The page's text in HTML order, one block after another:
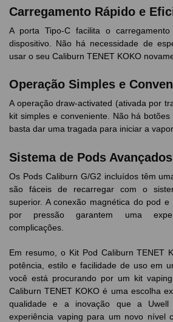
Carregamento Rápido e
A porta Tipo-C facilita o
dispositivo. Não há necessidade de
usar o seu Caliburn TENET KOKO
Operação Simples e
A operação draw-activated (ativada por
kit simples e conveniente. Não há
basta dar uma tragada para iniciar a
Sistema de Pods
Os Pods Caliburn G/G2 incluídos têm
são fáceis de recarregar com o
superior. A conexão magnética do pod
por pressão garantem uma
complicações.
Em resumo, o Kit Pod Caliburn TENET
potência, estilo e facilidade de uso em
você está procurando por um kit
Caliburn TENET KOKO é uma escolha
qualidade e a inovação que a
experiência vaping para um novo nível